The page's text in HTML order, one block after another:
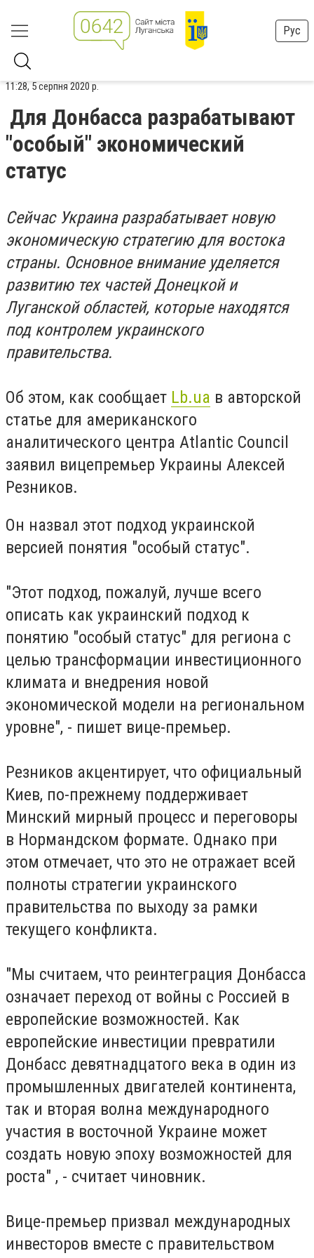
Рус
11:28, 5 серпня 2020 р.
Для Донбасса разрабатывают
"особый" экономический
статус
Сейчас Украина разрабатывает новую
экономическую стратегию для востока
страны. Основное внимание уделяется
развитию тех частей Донецкой и
Луганской областей, которые находятся
под контролем украинского
правительства.
Об этом, как сообщает Lb.ua в авторской
статье для американского
аналитического центра Atlantic Council
заявил вицепремьер Украины Алексей
Резников.
Он назвал этот подход украинской
версией понятия "особый статус".
"Этот подход, пожалуй, лучше всего
описать как украинский подход к
понятию "особый статус" для региона с
целью трансформации инвестиционного
климата и внедрения новой
экономической модели на региональном
уровне", - пишет вице-премьер.
Резников акцентирует, что официальный
Киев, по-прежнему поддерживает
Минский мирный процесс и переговоры
в Нормандском формате. Однако при
этом отмечает, что это не отражает всей
полноты стратегии украинского
правительства по выходу за рамки
текущего конфликта.
"Мы считаем, что реинтеграция Донбасса
означает переход от войны с Россией в
европейские возможностей. Как
европейские инвестиции превратили
Донбасс девятнадцатого века в один из
промышленных двигателей континента,
так и вторая волна международного
участия в восточной Украине может
создать новую эпоху возможностей для
роста" , - считает чиновник.
Вице-премьер призвал международных
инвесторов вместе с правительством